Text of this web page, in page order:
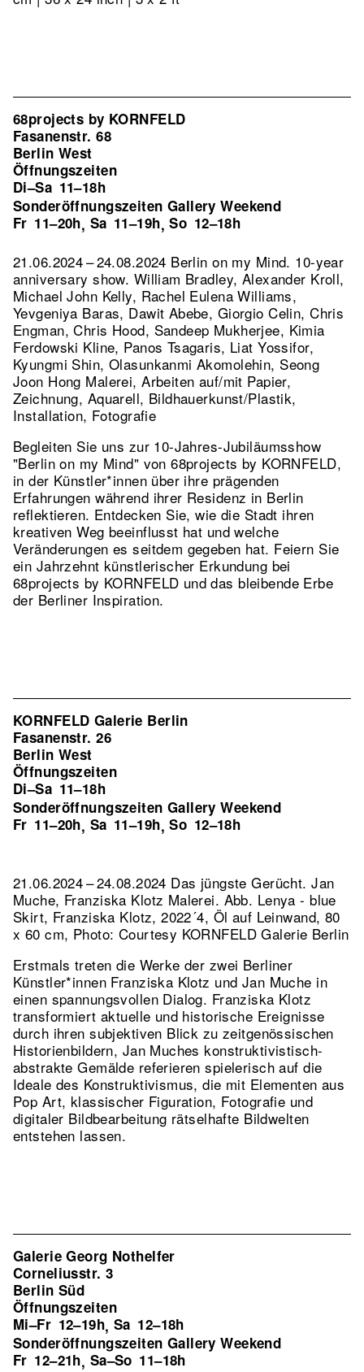
68projects by KORNFELD
Fasanenstr. 68
Berlin West
Öffnungszeiten
Di–Sa 11–18h
Sonderöffnungszeiten Gallery Weekend
Fr 11–20h, Sa 11–19h,So 12–18h
21.06.2024 – 24.08.2024 Berlin on my Mind. 10-year
anniversary show. William Bradley, Alexander Kroll,
Michael John Kelly, Rachel Eulena Williams,
Yevgeniya Baras, Dawit Abebe, Giorgio Celin, Chris
Engman, Chris Hood, Sandeep Mukherjee, Kimia
Ferdowski Kline, Panos Tsagaris, Liat Yossifor,
Kyungmi Shin, Olasunkanmi Akomolehin, Seong
Joon Hong Malerei, Arbeiten auf/mit Papier,
Zeichnung, Aquarell, Bildhauerkunst/Plastik,
Installation, Fotografie
Begleiten Sie uns zur 10-Jahres-Jubiläumsshow
"Berlin on my Mind" von 68projects by KORNFELD,
in der Künstler*innen über ihre prägenden
Erfahrungen während ihrer Residenz in Berlin
reflektieren. Entdecken Sie, wie die Stadt ihren
kreativen Weg beeinflusst hat und welche
Veränderungen es seitdem gegeben hat. Feiern Sie
ein Jahrzehnt künstlerischer Erkundung bei
68projects by KORNFELD und das bleibende Erbe
der Berliner Inspiration.
KORNFELD Galerie Berlin
Fasanenstr. 26
Berlin West
Öffnungszeiten
Di–Sa 11–18h
Sonderöffnungszeiten Gallery Weekend
Fr 11–20h, Sa 11–19h,So 12–18h
21.06.2024 – 24.08.2024 Das jüngste Gerücht. Jan
Muche, Franziska Klotz Malerei. Abb. Lenya - blue
Skirt, Franziska Klotz, 2022´4, Öl auf Leinwand, 80
x 60 cm, Photo: Courtesy KORNFELD Galerie Berlin
Erstmals treten die Werke der zwei Berliner
Künstler*innen Franziska Klotz und Jan Muche in
einen spannungsvollen Dialog. Franziska Klotz
transformiert aktuelle und historische Ereignisse
durch ihren subjektiven Blick zu zeitgenössischen
Historienbildern, Jan Muches konstruktivistisch-
abstrakte Gemälde referieren spielerisch auf die
Ideale des Konstruktivismus, die mit Elementen aus
Pop Art, klassischer Figuration, Fotografie und
digitaler Bildbearbeitung rätselhafte Bildwelten
entstehen lassen.
Galerie Georg Nothelfer
Corneliusstr. 3
Berlin Süd
Öffnungszeiten
Mi–Fr 12–19h, Sa 12–18h
Sonderöffnungszeiten Gallery Weekend
Fr 12–21h, Sa–So 11–18h